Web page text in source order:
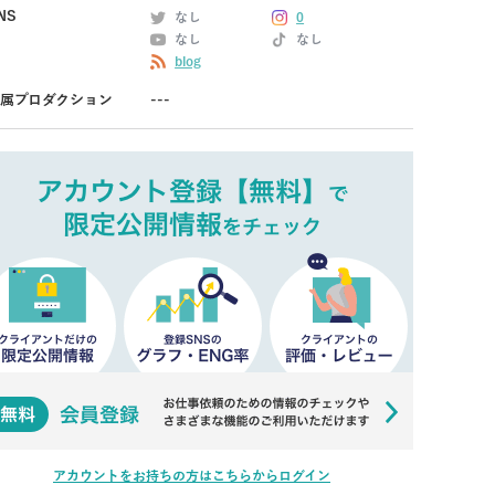
なし
0
なし
なし
blog
プロダクション ---
アカウントをお持ちの方はこちらからログイン